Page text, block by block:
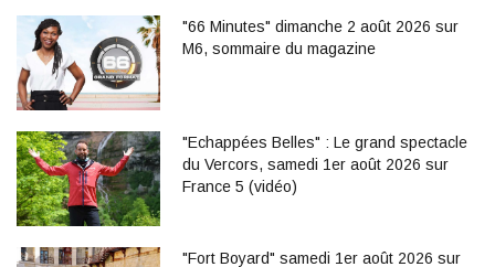
"66 Minutes" dimanche 2 août 2026 sur
M6, sommaire du magazine
"Echappées Belles" : Le grand spectacle
du Vercors, samedi 1er août 2026 sur
France 5 (vidéo)
"Fort Boyard" samedi 1er août 2026 sur